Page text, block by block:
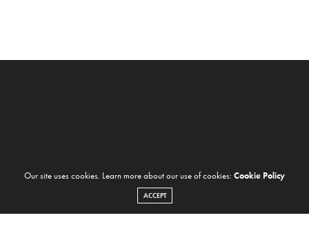
Our site uses cookies. Learn more about our use of cookies: Cookie Policy
ACCEPT